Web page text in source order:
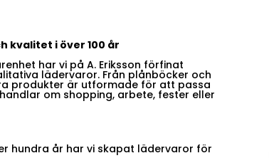
kvalitet i över 100 år
har vi på A. Eriksson förfinat
lädervaror. Från plånböcker och
produkter är utformade för att passa
om shopping, arbete, fester eller
hundra år har vi skapat lädervaror för